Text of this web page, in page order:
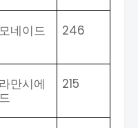
네이드 246
만시에
215